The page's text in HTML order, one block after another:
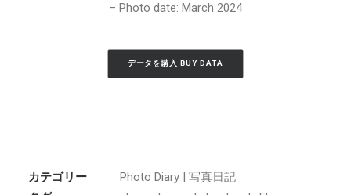
– Photo date: March 2024
データを購入 BUY DATA
カテゴリー
Photo Diary | 写真日記